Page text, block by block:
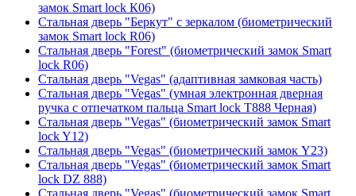
замок Smart lock К06)
Стальная дверь "Беркут" с зеркалом (биометрический
замок Smart lock R06)
Стальная дверь "Forest" (биометрический замок Smart
lock R06)
Стальная дверь "Vegas" (адаптивная замковая часть)
Стальная дверь "Vegas" (умная электронная дверная
ручка с отпечатком пальца Smart lock T888 Черная)
Стальная дверь "Vegas" (биометрический замок Smart
lock Y12)
Стальная дверь "Vegas" (биометрический замок Y23)
Стальная дверь "Vegas" (биометрический замок Smart
lock DZ 888)
Стальная дверь "Vegas" (биометрический замок Smart